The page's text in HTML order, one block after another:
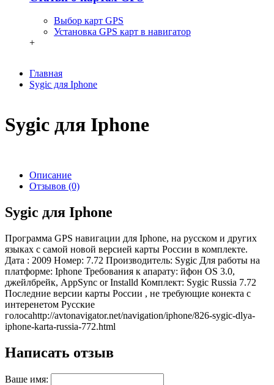
Выбор карт GPS
Установка GPS карт в навигатор
+
Главная
Sygic для Iphone
Sygic для Iphone
Описание
Отзывов (0)
Sygic для Iphone
Программа GPS навигации для Iphone, на русском и других
языках с самой новой версией карты России в комплекте.
Дата : 2009 Номер: 7.72 Производитель: Sygic Для работы на
платформе: Iphone Требования к апарату: йфон OS 3.0,
джейлбрейк, AppSync or Installd Комплект: Sygic Russia 7.72
Последние версии карты России , не требующие конекта с
интеренетом Русские
голосаhttp://avtonavigator.net/navigation/iphone/826-sygic-dlya-
iphone-karta-russia-772.html
Написать отзыв
Ваше имя: